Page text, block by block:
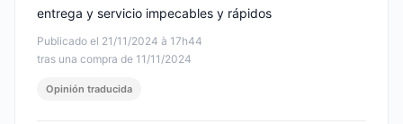
Publicado el 21/11/2024 à 17h44
tras una compra de 11/11/2024
entrega y servicio impecables y rápidos
Opinión traducida